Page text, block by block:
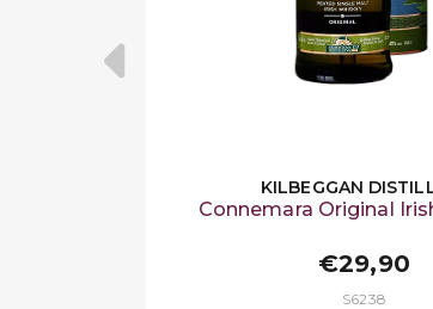
KILBEGGAN
Connemara Original
€29,90
S6238